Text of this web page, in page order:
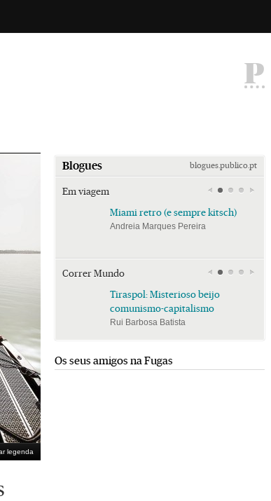
P
legenda
Blogues blogues.publico.pt
Em viagem
Miami retro (e sempre kitsch)
Andreia Marques Pereira
Correr Mundo
Tiraspol: Misterioso beijo
comunismo-capitalismo
Rui Barbosa Batista
Os seus amigos na Fugas